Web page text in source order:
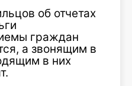
об отчетах
граждан
а звонящим в
в них